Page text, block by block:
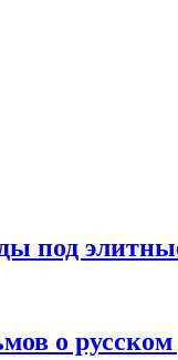
под
о русском